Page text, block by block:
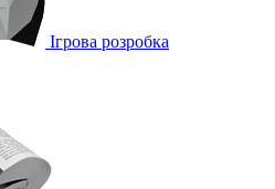
Ігрова розробка